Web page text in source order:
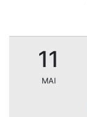
11
MAI